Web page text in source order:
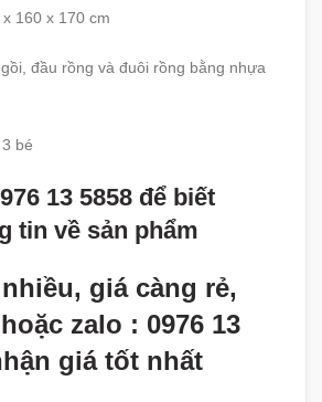
160 x 170 cm
đầu rồng và đuôi rồng bằng nhựa
bé
13 5858 để biết
tin về sản phẩm
giá càng rẻ,
zalo : 0976 13
giá tốt nhất